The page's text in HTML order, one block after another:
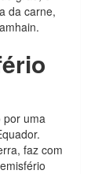
da carne,
por uma
faz com